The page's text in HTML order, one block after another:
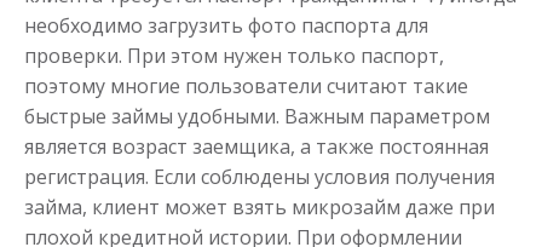
Срок от 1
Получить
необходимо загрузить фото паспорта для
проверки. При этом нужен только паспорт,
поэтому многие пользователи считают такие
быстрые займы удобными. Важным параметром
является возраст заемщика, а также постоянная
регистрация. Если соблюдены условия получения
займа, клиент может взять микрозайм даже при
плохой кредитной истории. При оформлении